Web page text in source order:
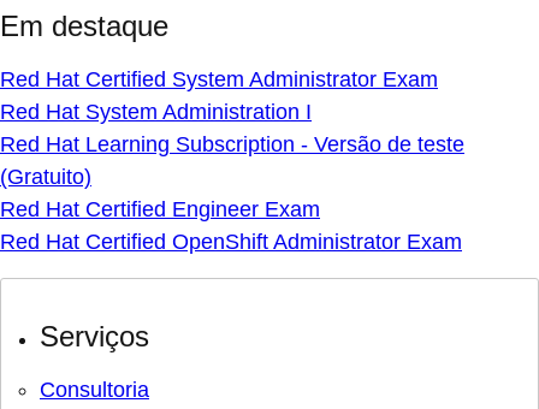
Em destaque
Red Hat Certified System Administrator Exam
Red Hat System Administration I
Red Hat Learning Subscription - Versão de teste
(Gratuito)
Red Hat Certified Engineer Exam
Red Hat Certified OpenShift Administrator Exam
Serviços
Consultoria